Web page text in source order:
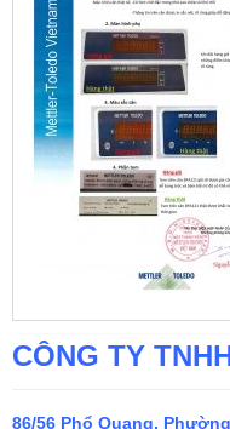
CÔNG TY
86/56 Phổ Quang,